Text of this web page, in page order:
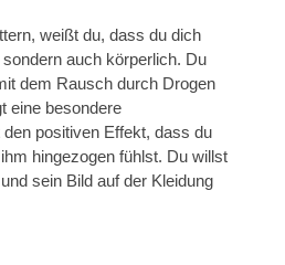
weißt du, dass du dich
auch körperlich. Du
dem Rausch durch Drogen
eine besondere
positiven Effekt, dass du
hingezogen fühlst. Du willst
und sein Bild auf der Kleidung